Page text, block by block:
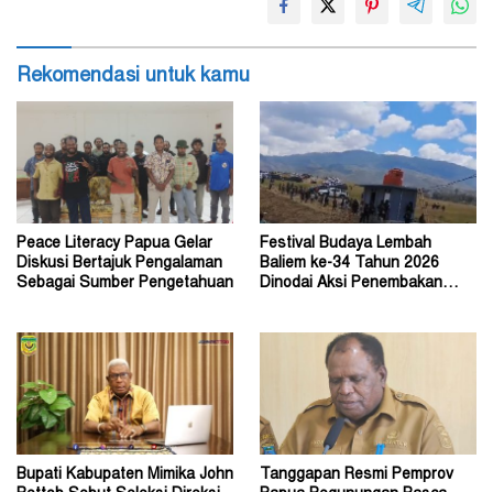
Rekomendasi untuk kamu
Peace Literacy Papua Gelar
Diskusi Bertajuk Pengalaman
Sebagai Sumber Pengetahuan
Festival Budaya Lembah
Baliem ke-34 Tahun 2026
Dinodai Aksi Penembakan
Bupati Kabupaten Mimika John
Tanggapan Resmi Pemprov